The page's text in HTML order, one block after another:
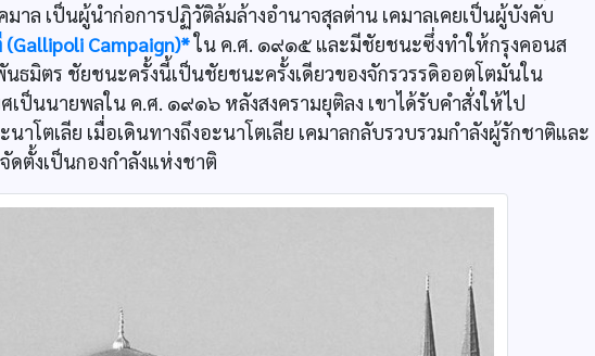
าล เป็นผู้นำก่อการปฏิวัติล้มล้างอำนาจสุลต่าน เคมาลเคยเป็นผู้บังคับ
Campaign)*ใน ค.ศ. ๑๙๑๕ และมีชัยชนะซึ่งทำให้กรุงคอนส
ธมิตร ชัยชนะครั้งนี้เป็นชัยชนะครั้งเดียวของจักรวรรดิออตโตมันใน
เป็นนายพลใน ค.ศ. ๑๙๑๖ หลังสงครามยุติลง เขาได้รับคำสั่งให้ไป
โตเลีย เมื่อเดินทางถึงอะนาโตเลีย เคมาลกลับรวบรวมกำลังผู้รักชาติและ
ตั้งเป็นกองกำลังแห่งชาติ